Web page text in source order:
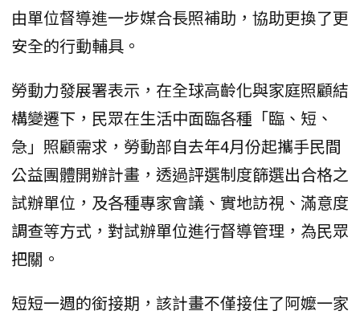
由單位督導進一步媒合長照補助，協助更換了更
安全的行動輔具。
勞動力發展署表示，在全球高齡化與家庭照顧結
構變遷下，民眾在生活中面臨各種「臨、短、
急」照顧需求，勞動部自去年4月份起攜手民間
公益團體開辦計畫，透過評選制度篩選出合格之
試辦單位，及各種專家會議、實地訪視、滿意度
調查等方式，對試辦單位進行督導管理，為民眾
把關。
短短一週的銜接期，該計畫不僅接住了阿嬤一家